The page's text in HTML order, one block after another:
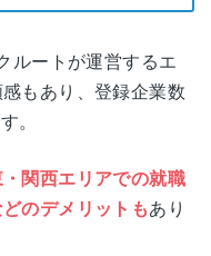
ルートが運営するエ
もあり、登録企業数
。
関西エリアでの就職
のデメリットもあり